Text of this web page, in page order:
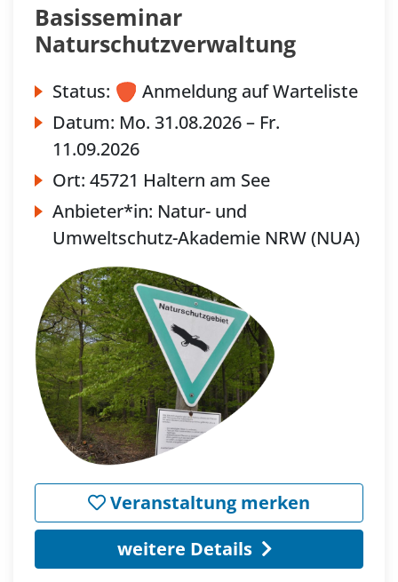
Basisseminar
Naturschutzverwaltung
Status:
Anmeldung auf Warteliste
Datum: Mo. 31.08.2026 – Fr.
11.09.2026
Ort: 45721 Haltern am See
Anbieter*in: Natur- und
Umweltschutz-Akademie NRW (NUA)
Veranstaltung merken
weitere Details